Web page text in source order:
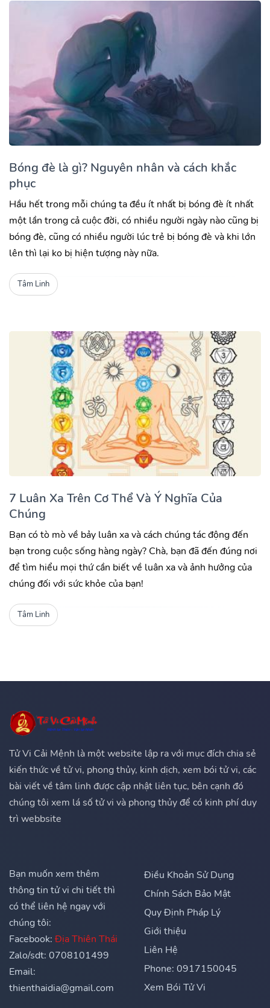
Bóng đè là gì? Nguyên nhân và cách khắc
phục
Hầu hết trong mỗi chúng ta đều ít nhất bị bóng đè ít nhất
một lần trong cả cuộc đời, có nhiều người ngày nào cũng bị
bóng đè, cũng có nhiều người lúc trẻ bị bóng đè và khi lớn
lên thì lại ko bị hiện tượng này nữa.
Tâm Linh
7 Luân Xa Trên Cơ Thể Và Ý Nghĩa Của
Chúng
Bạn có tò mò về bảy luân xa và cách chúng tác động đến
bạn trong cuộc sống hàng ngày? Chà, bạn đã đến đúng nơi
để tìm hiểu mọi thứ cần biết về luân xa và ảnh hưởng của
chúng đối với sức khỏe của bạn!
Tâm Linh
Tử Vi Cải Mệnh là một website lập ra với mục đích chia sẻ
kiến thức về tử vi, phong thủy, kinh dịch, xem bói tử vi, các
bài viết về tâm linh được cập nhật liên tục, bên cạnh đó
chúng tôi xem lá số tử vi và phong thủy để có kinh phí duy
trì webbsite
Bạn muốn xem thêm
thông tin tử vi chi tiết thì
có thể liên hệ ngay với
chúng tôi:
Facebook: Địa Thiên Thái
Zalo/sdt: 0708101499
Email:
thienthaidia@gmail.com
Điều Khoản Sử Dụng
Chính Sách Bảo Mật
Quy Định Pháp Lý
Giới thiệu
Liên Hệ
Phone: 0917150045
Xem Bói Tử Vi